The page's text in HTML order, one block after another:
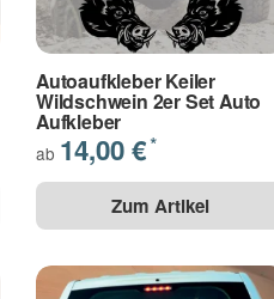
Autoaufkleber Keiler
Wildschwein 2er Set Auto
Aufkleber
ab 14,00 €*
Zum Artikel